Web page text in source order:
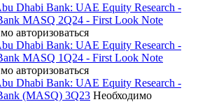
Dhabi Bank: UAE Equity Research -
MASQ 2Q24 - First Look Note
авторизоваться
Dhabi Bank: UAE Equity Research -
MASQ 1Q24 - First Look Note
авторизоваться
Dhabi Bank: UAE Equity Research -
(MASQ) 3Q23 Необходимо